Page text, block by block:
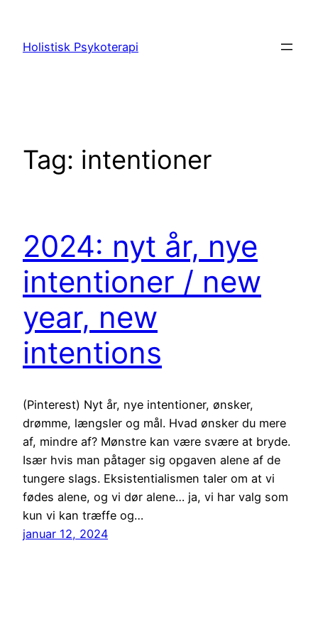
indhold
Holistisk Psykoterapi
Tag: intentioner
2024: nyt år, nye
intentioner / new
year, new
intentions
(Pinterest) Nyt år, nye intentioner, ønsker,
drømme, længsler og mål. Hvad ønsker du mere
af, mindre af? Mønstre kan være svære at bryde.
Især hvis man påtager sig opgaven alene af de
tungere slags. Eksistentialismen taler om at vi
fødes alene, og vi dør alene… ja, vi har valg som
kun vi kan træffe og…
januar 12, 2024